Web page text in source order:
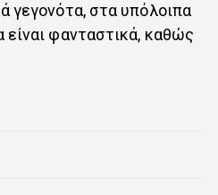
γεγονότα, στα υπόλοιπα
φανταστικά, καθώς